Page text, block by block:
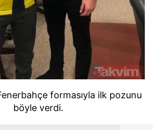
formasıyla ilk pozunu
böyle verdi.